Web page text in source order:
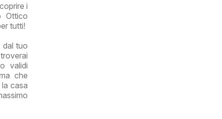
i
Ottico
tutti!
dal tuo
validi
che
casa